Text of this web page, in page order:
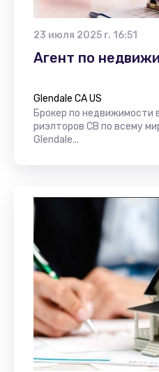
23 июля 2025 г. 16:51
Агент по
Glendale CA US
Брокер по недвижимости
риэлторов CB по всему
Glendale...